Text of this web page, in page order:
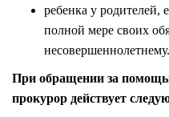
ребенка у родителей,
полной мере своих
несовершеннолетнему.
При обращении за
прокурор действует